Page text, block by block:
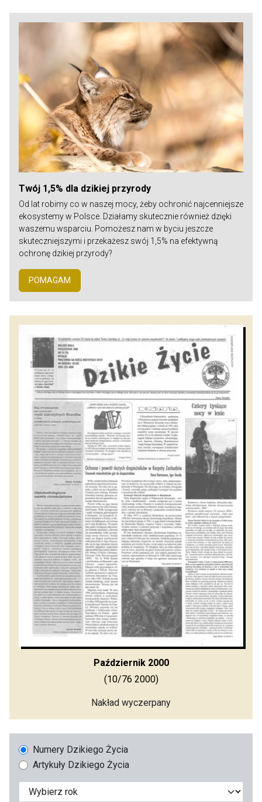
Twój 1,5% dla dzikiej przyrody
Od lat robimy co w naszej mocy, żeby ochronić najcenniejsze
ekosystemy w Polsce. Działamy skutecznie również dzięki
waszemu wsparciu. Pomożesz nam w byciu jeszcze
skuteczniejszymi i przekażesz swój 1,5% na efektywną
ochronę dzikiej przyrody?
POMAGAM
Październik 2000
(10/76 2000)
Nakład wyczerpany
Numery Dzikiego Życia
Artykuły Dzikiego Życia